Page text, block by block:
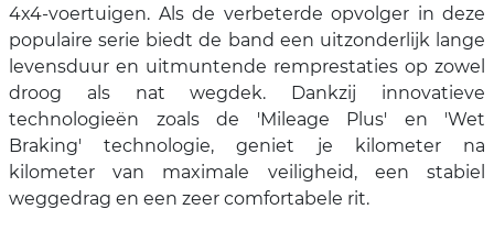
4x4-voertuigen. Als de verbeterde opvolger in deze
populaire serie biedt de band een uitzonderlijk lange
levensduur en uitmuntende remprestaties op zowel
droog als nat wegdek. Dankzij innovatieve
technologieën zoals de 'Mileage Plus' en 'Wet
Braking' technologie, geniet je kilometer na
kilometer van maximale veiligheid, een stabiel
weggedrag en een zeer comfortabele rit.